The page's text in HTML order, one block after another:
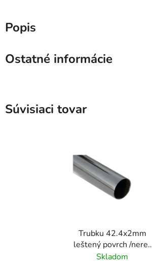
Popis
Ostatné informácie
Súvisiaci tovar
Trubku 42.4x2mm
leštený povrch /nerez
AISI304
Skladom